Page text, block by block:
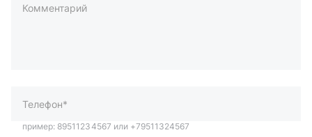
Комментарий
пример: 89511234567 или +79511324567
Отправить